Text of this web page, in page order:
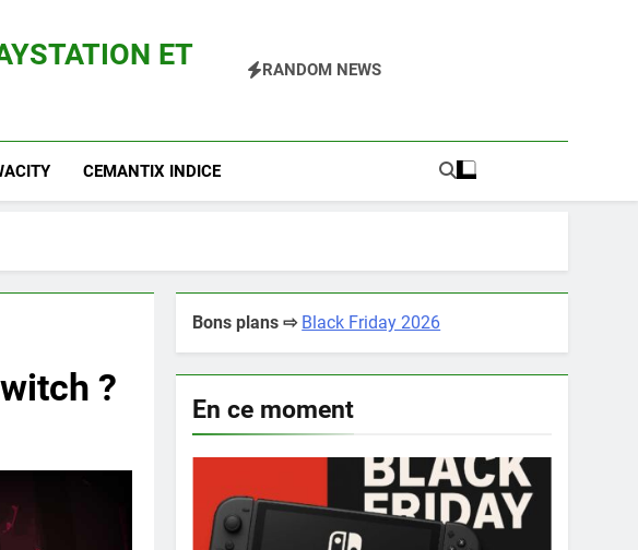
ET
RANDOM NEWS
CEMANTIX INDICE
?
Bons plans ⇨ Black Friday 2026
En ce moment